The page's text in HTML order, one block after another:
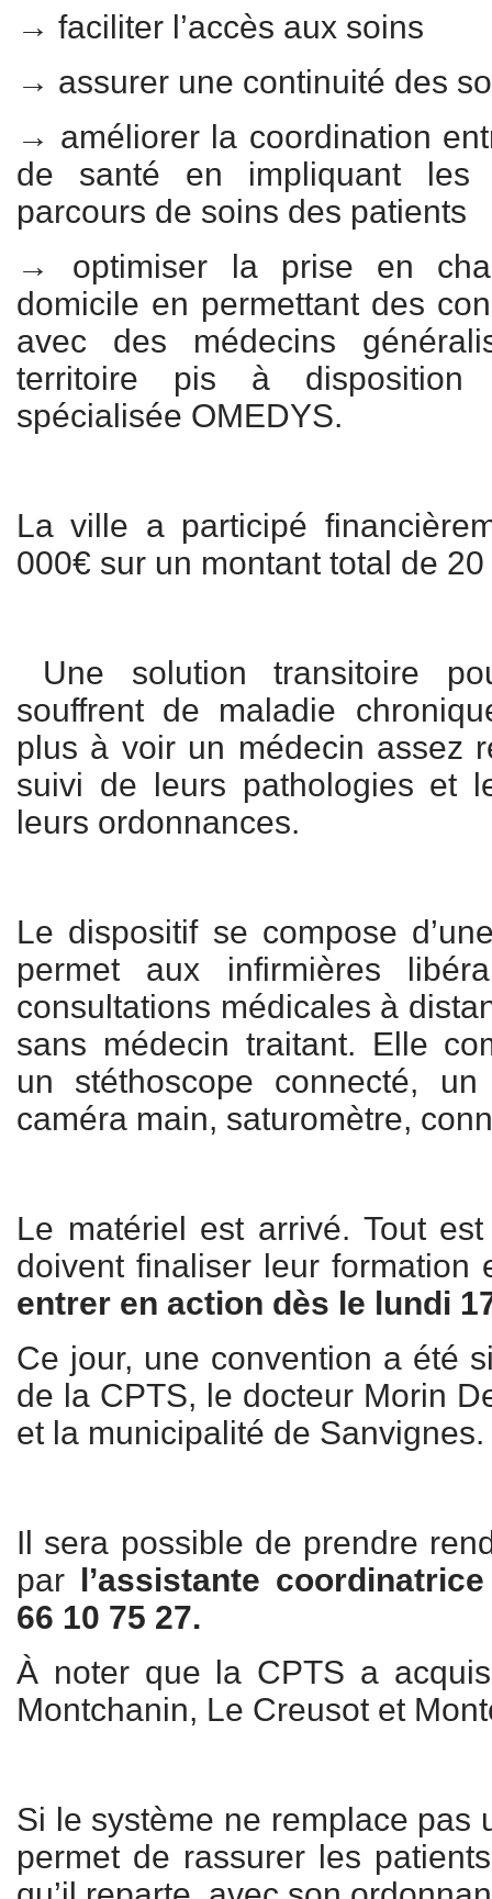
→ faciliter l’accès aux soins
→ assurer une continuité des
→ améliorer la coordination
de santé en impliquant les
parcours de soins des patients
→ optimiser la prise en
domicile en permettant des
avec des médecins
territoire pis à disposition
spécialisée OMEDYS.
La ville a participé
000€ sur un montant total de
Une solution transitoire
souffrent de maladie
plus à voir un médecin assez
suivi de leurs pathologies et
leurs ordonnances.
Le dispositif se compose
permet aux infirmières
consultations médicales à
sans médecin traitant. Elle
un stéthoscope connecté, un
caméra main, saturomètre,
Le matériel est arrivé. Tout
doivent finaliser leur formation
entrer en action dès le lundi
Ce jour, une convention a été
de la CPTS, le docteur Morin
et la municipalité de Sanvignes.
Il sera possible de prendre
par
l’assistante
66 10 75 27.
À noter que la CPTS a
Montchanin, Le Creusot et
Si le système ne remplace pas
permet de rassurer les